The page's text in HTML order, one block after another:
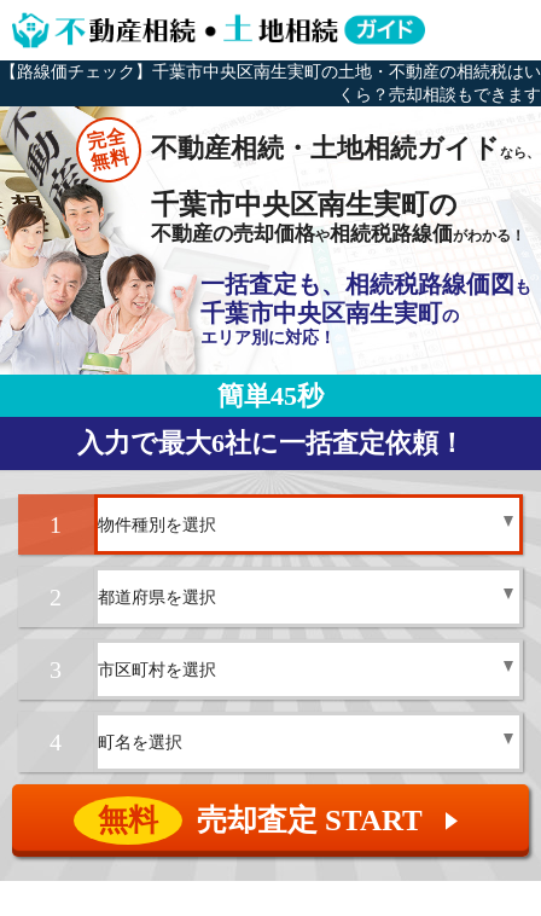
【路線価チェック】千葉市中央区南生実町の土地・不動産の相続税はい
くら？売却相談もできます
完全
無料 不動産相続・土地相続ガイドなら、
千葉市中央区南生実町の
不動産の売却価格や相続税路線価がわかる！
一括査定も、相続税路線価図 も
千葉市中央区南生実町の
エリア別に対応！
簡単45秒
入力で最大6社に一括査定依頼！
1
2
3
4
無料 売却査定 START ▲